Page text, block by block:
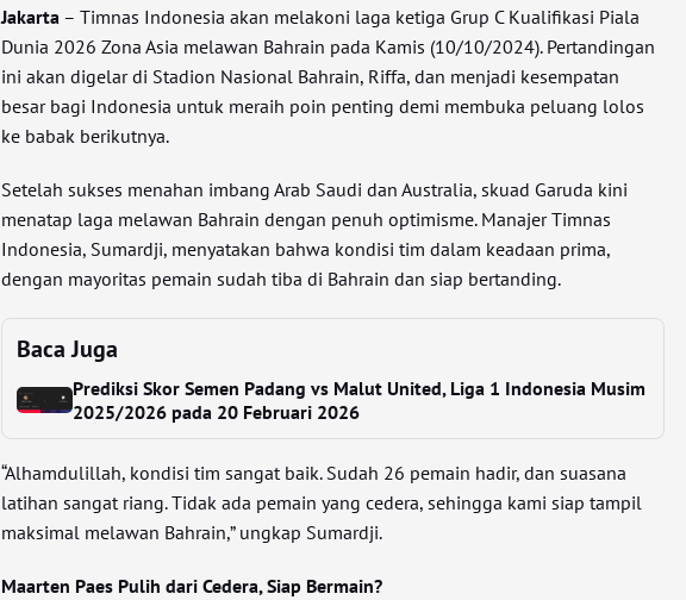
Jakarta – Timnas Indonesia akan melakoni laga ketiga Grup C Kualifikasi Piala
Dunia 2026 Zona Asia melawan Bahrain pada Kamis (10/10/2024). Pertandingan
ini akan digelar di Stadion Nasional Bahrain, Riffa, dan menjadi kesempatan
besar bagi Indonesia untuk meraih poin penting demi membuka peluang lolos
ke babak berikutnya.
Setelah sukses menahan imbang Arab Saudi dan Australia, skuad Garuda kini
menatap laga melawan Bahrain dengan penuh optimisme. Manajer Timnas
Indonesia, Sumardji, menyatakan bahwa kondisi tim dalam keadaan prima,
dengan mayoritas pemain sudah tiba di Bahrain dan siap bertanding.
Baca Juga
Prediksi Skor Semen Padang vs Malut United, Liga 1 Indonesia Musim
2025/2026 pada 20 Februari 2026
“Alhamdulillah, kondisi tim sangat baik. Sudah 26 pemain hadir, dan suasana
latihan sangat riang. Tidak ada pemain yang cedera, sehingga kami siap tampil
maksimal melawan Bahrain,” ungkap Sumardji.
Maarten Paes Pulih dari Cedera, Siap Bermain?